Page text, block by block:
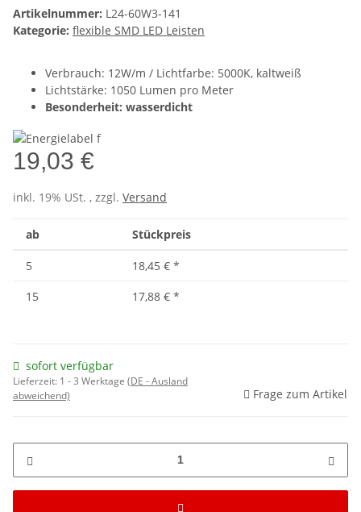
Artikelnummer: L24-60W3-141
Kategorie: flexible SMD LED Leisten
Verbrauch: 12W/m / Lichtfarbe: 5000K, kaltweiß
Lichtstärke: 1050 Lumen pro Meter
Besonderheit: wasserdicht
19,03 €
inkl. 19% USt. , zzgl. Versand
ab Stückpreis
5 18,45 € *
15
17,88 € *
sofort verfügbar
Lieferzeit: 1 - 3 Werktage (DE - Ausland
abweichend)
Frage zum Artikel